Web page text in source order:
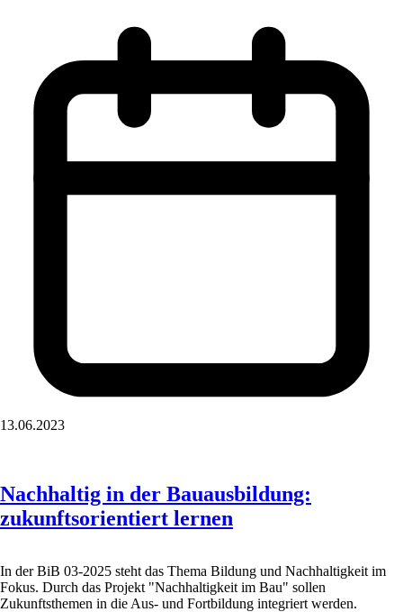
13.06.2023
Nachhaltig in der Bauausbildung:
zukunftsorientiert lernen
In der BiB 03-2025 steht das Thema Bildung und Nachhaltigkeit im
Fokus. Durch das Projekt "Nachhaltigkeit im Bau" sollen
Zukunftsthemen in die Aus- und Fortbildung integriert werden.